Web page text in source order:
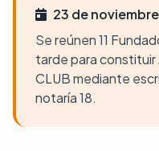
23 de noviembre
Se reúnen 11
tarde para constituir
CLUB mediante
notaría 18.